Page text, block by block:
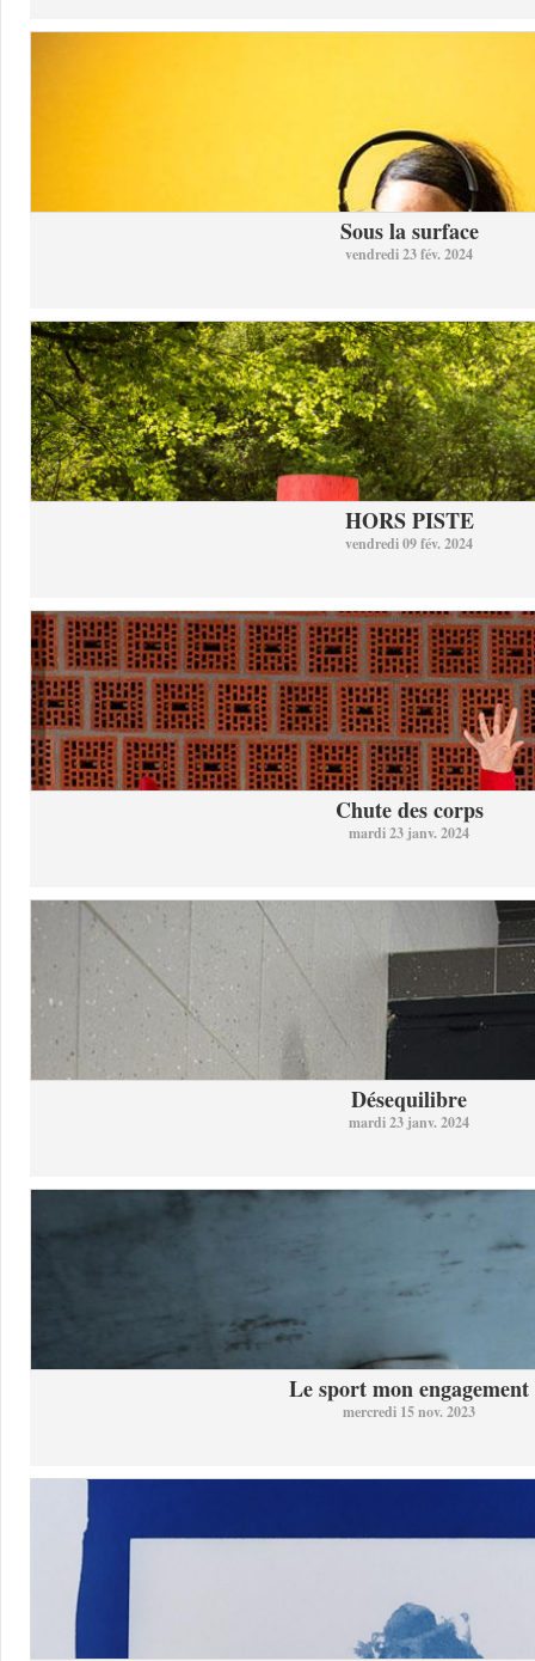
Sous la surface
vendredi 23 fév. 2024
HORS PISTE
vendredi 09 fév. 2024
Chute des corps
mardi 23 janv. 2024
Désequilibre
mardi 23 janv. 2024
Le sport mon engagement
mercredi 15 nov. 2023